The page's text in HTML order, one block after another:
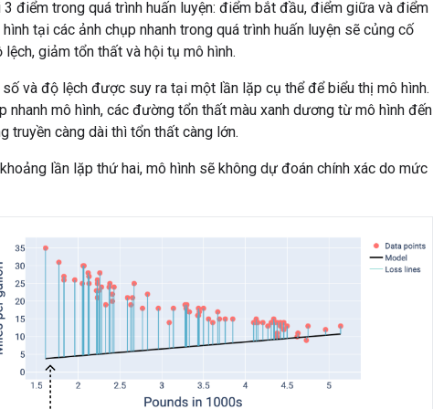
điểm trong quá trình huấn luyện: điểm bắt đầu, điểm giữa và điểm
tại các ảnh chụp nhanh trong quá trình huấn luyện sẽ củng cố
giảm tổn thất và hội tụ mô hình.
và độ lệch được suy ra tại một lần lặp cụ thể để biểu thị mô hình.
mô hình, các đường tổn thất màu xanh dương từ mô hình đến
càng dài thì tổn thất càng lớn.
lần lặp thứ hai, mô hình sẽ không dự đoán chính xác do mức